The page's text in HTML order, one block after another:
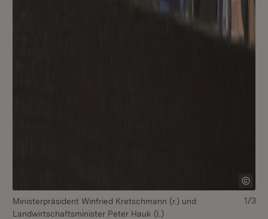
Ministerpräsident Winfried Kretschmann (r.) und
Landwirtschaftsminister Peter Hauk (l.)
1/3